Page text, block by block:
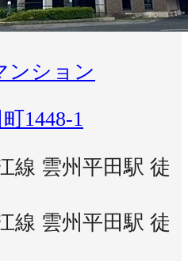
ンション
1448-1
線 雲州平田駅 徒
線 雲州平田駅 徒